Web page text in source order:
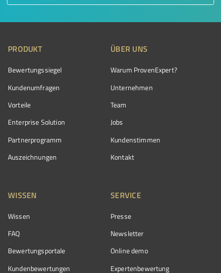
PRODUKT
Bewertungssiegel
Kundenumfragen
Vorteile
Enterprise Solution
Partnerprogramm
Auszeichnungen
ÜBER UNS
Warum ProvenExpert?
Unternehmen
Team
Jobs
Kundenstimmen
Kontakt
WISSEN
Wissen
FAQ
Bewertungsportale
Kundenbewertungen
SERVICE
Presse
Newsletter
Online demo
Expertenbewertung